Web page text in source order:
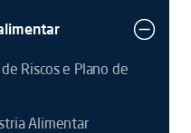
Riscos e Plano de
Alimentar